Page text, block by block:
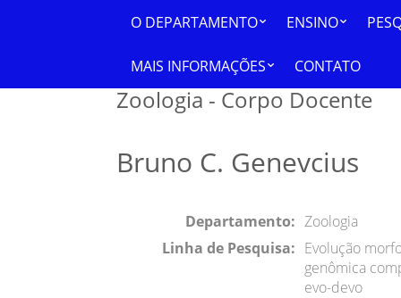
O DEPARTAMENTO ENSINO
MAIS INFORMAÇÕES CONTATO
Zoologia - Corpo Docente
Bruno C. Genevcius
Departamento: Zoologia
Linha de Pesquisa: Evolução
genômica
evo-devo